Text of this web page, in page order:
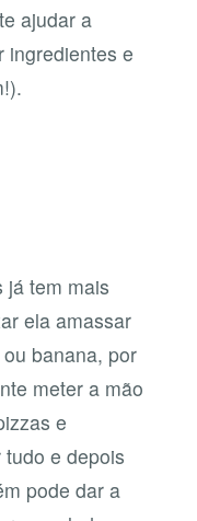
ajudar a
ingredientes e
já tem mais
ela amassar
banana, por
meter a mão
e
e depois
pode dar a